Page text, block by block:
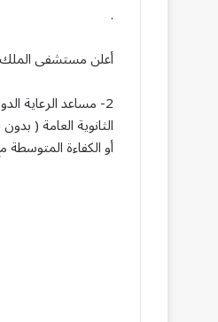
.
أعلن مستشفى الملك
2- مساعد الرعاية الدوائية – الرياض – قسم صيدلية المرضى المنومين (Medication Care Assistant)
الثانوية العامة (
أو الكفاءة